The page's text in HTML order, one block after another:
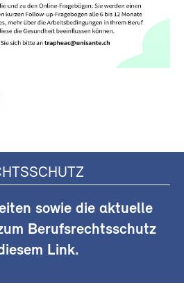
sowie die aktuelle
Berufsrechtsschutz
Link.